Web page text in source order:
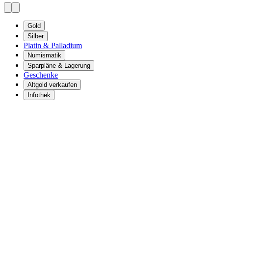
Gold
Silber
Platin & Palladium
Numismatik
Sparpläne & Lagerung
Geschenke
Altgold verkaufen
Infothek